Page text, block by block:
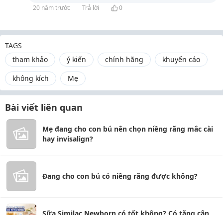
20 năm trước Trả lời 0
TAGS
tham khảo
ý kiến chính hãng
khuyến cáo
không kích
Mẹ
Bài viết liên quan
Mẹ đang cho con bú nên chọn niềng răng mắc cài
hay invisalign?
Đang cho con bú có niềng răng được không?